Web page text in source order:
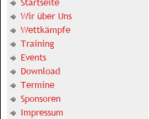
Wir über Uns
Wettkämpfe
Training
Events
Download
Termine
Sponsoren
Impressum